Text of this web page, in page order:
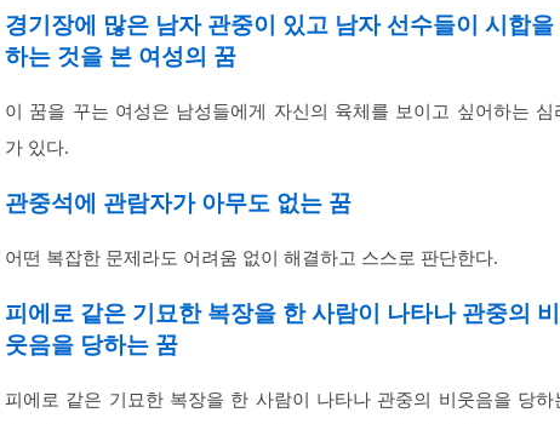
경기장에 많은 남자 관중이 있고 남자 선수들이 시합을
하는 것을 본 여성의 꿈
이 꿈을 꾸는 여성은 남성들에게 자신의 육체를 보이고 싶어하는 심
가 있다.
관중석에 관람자가 아무도 없는 꿈
어떤 복잡한 문제라도 어려움 없이 해결하고 스스로 판단한다.
피에로 같은 기묘한 복장을 한 사람이 나타나 관중의 비
웃음을 당하는 꿈
피에로 같은 기묘한 복장을 한 사람이 나타나 관중의 비웃음을 당하